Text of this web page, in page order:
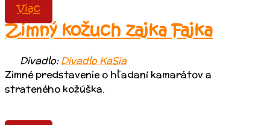
Viac
Zimný kožuch zajka Fajka
Divadlo:Divadlo KaSia
Zimné predstavenie o hľadaní kamarátov a
strateného kožúška.